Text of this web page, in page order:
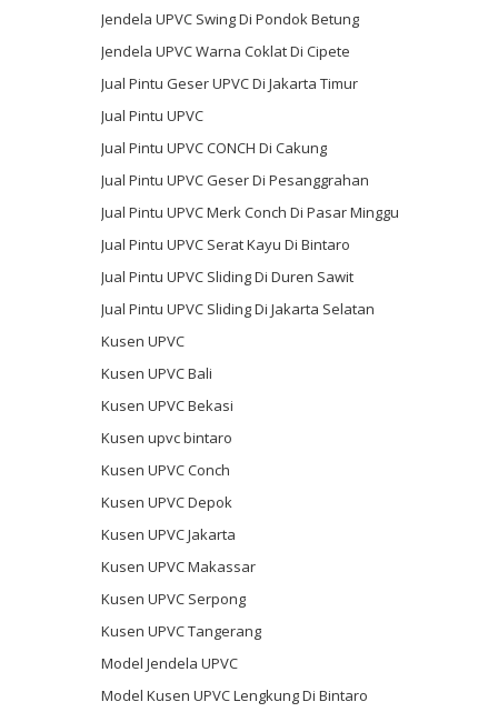
Jendela UPVC Swing Di Pondok Betung
Jendela UPVC Warna Coklat Di Cipete
Jual Pintu Geser UPVC Di Jakarta Timur
Jual Pintu UPVC
Jual Pintu UPVC CONCH Di Cakung
Jual Pintu UPVC Geser Di Pesanggrahan
Jual Pintu UPVC Merk Conch Di Pasar Minggu
Jual Pintu UPVC Serat Kayu Di Bintaro
Jual Pintu UPVC Sliding Di Duren Sawit
Jual Pintu UPVC Sliding Di Jakarta Selatan
Kusen UPVC
Kusen UPVC Bali
Kusen UPVC Bekasi
Kusen upvc bintaro
Kusen UPVC Conch
Kusen UPVC Depok
Kusen UPVC Jakarta
Kusen UPVC Makassar
Kusen UPVC Serpong
Kusen UPVC Tangerang
Model Jendela UPVC
Model Kusen UPVC Lengkung Di Bintaro